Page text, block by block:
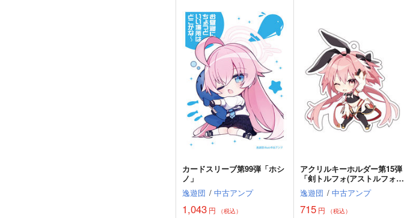
カードスリーブ第99弾「ホシ
ノ」
逸遊団 / 中古アンプ
1,043 円 （税込）
アクリルキーホルダー第15弾
「剣トルフォ(アストルフォセ
イバー)」
逸遊団 / 中古アンプ
715円 （税込）